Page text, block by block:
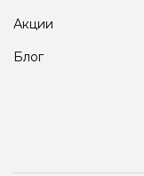
Акции
Блог